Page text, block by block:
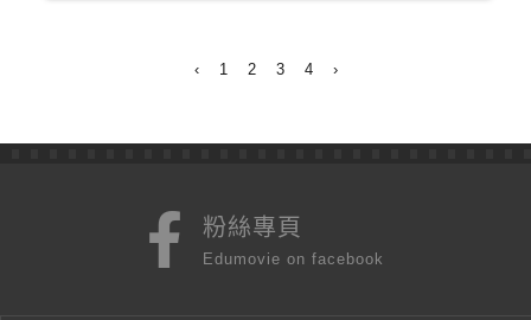
‹ 1 2 3 4 ›
粉絲專頁
Edumovie on facebook